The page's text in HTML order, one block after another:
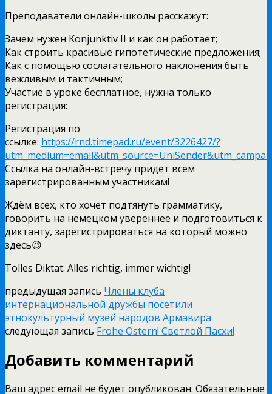
Преподаватели онлайн-школы расскажут:
Зачем нужен Konjunktiv II и как он работает;
Как строить красивые гипотетические предложения;
Как с помощью сослагательного наклонения быть
вежливым и тактичным;
Участие в уроке бесплатное, нужна только
регистрация:
Регистрация по
ссылке: https://rnd.timepad.ru/event/3226427/?
Ссылка на онлайн-встречу придет всем
зарегистрированным участникам!
Ждём всех, кто хочет подтянуть грамматику,
говорить на немецком увереннее и подготовиться к
диктанту, зарегистрироваться на который можно
здесь😉
Tolles Diktat: Alles richtig, immer wichtig!
предыдущая запись Члены клуба
интернациональной дружбы посетили
этнокультурный музей народов Армавира
следующая запись Frohe Ostern! Светлой Пасхи!
Добавить комментарий
Ваш адрес email не будет опубликован. Обязательные